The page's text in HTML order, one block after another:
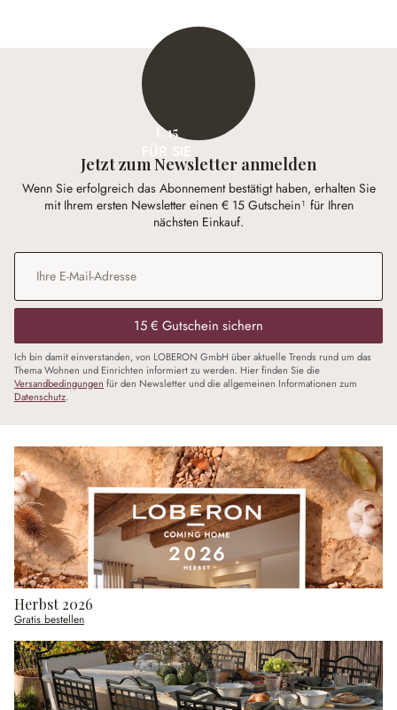
€ 15
Jetzt zum Newsletter anmelden
Wenn Sie erfolgreich das Abonnement bestätigt haben, erhalten Sie
mit Ihrem ersten Newsletter einen € 15 Gutschein¹ für Ihren
nächsten Einkauf.
E-Mail-Adresse
15 € Gutschein sichern
Ich bin damit einverstanden, von LOBERON GmbH über aktuelle Trends rund um das
Thema Wohnen und Einrichten informiert zu werden. Hier finden Sie die
Versandbedingungen für den Newsletter und die allgemeinen Informationen zum
Datenschutz.
Herbst 2026
Gratis bestellen